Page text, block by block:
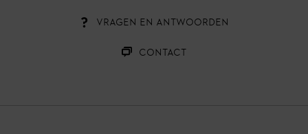
VRAGEN EN ANTWOORDEN
CONTACT